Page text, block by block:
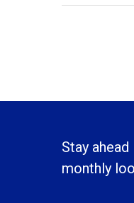
Stay
monthly